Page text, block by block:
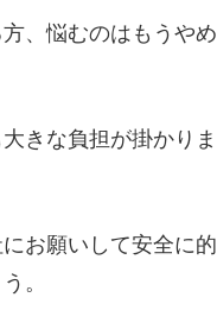
、悩むのはもうやめ
きな負担が掛かりま
お願いして安全に的
。